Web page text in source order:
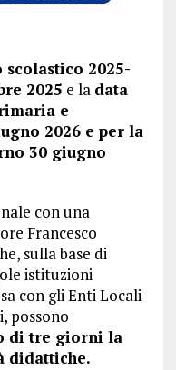
2025-
2025 e la data
e
2026 e per la
30 giugno
con una
Francesco
sulla base di
istituzioni
con gli Enti Locali
possono
di tre giorni la
didattiche.